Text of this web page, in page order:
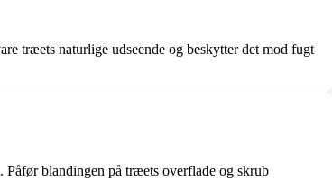
træets naturlige udseende og beskytter det mod fugt
blandingen på træets overflade og skrub